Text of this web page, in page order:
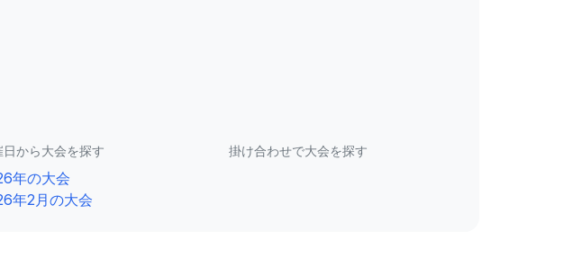
日から大会を探す
年の大会
年2月の大会
掛け合わせで大会を探す